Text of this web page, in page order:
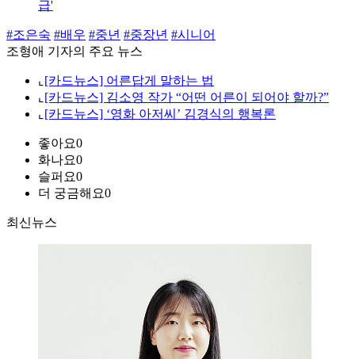
급'
#조은숙 #배우 #중년 #중장년 #시니어
조형애 기자의 주요 뉴스
⌞ [카드뉴스] 어른답게 말하는 법
⌞ [카드뉴스] 김소영 작가 “어떤 어른이 되어야 할까?”
⌞ [카드뉴스] ‘영화 아저씨’ 김경식의 행복론
좋아요0
화나요0
슬퍼요0
더 궁금해요0
최신뉴스